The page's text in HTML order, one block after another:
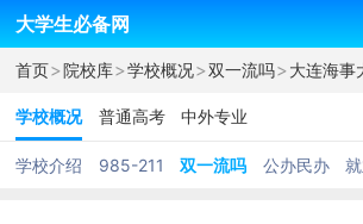
大学生必备网
首页>院校库>学校概况>双一流吗>大连海事
学校概况 普通高考 中外专业
学校介绍 985-211 双一流吗 公办民办